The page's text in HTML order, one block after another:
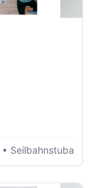
• Seilbahnstuba